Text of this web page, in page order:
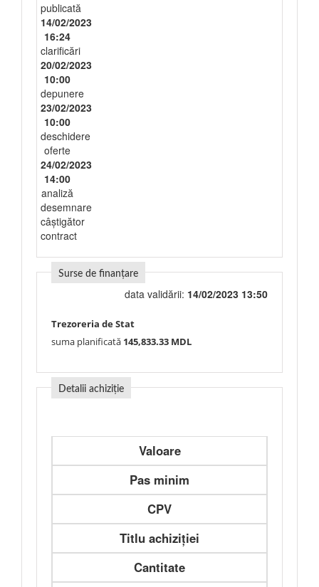
publicată
14/02/2023
16:24
clarificări
20/02/2023
10:00
depunere
23/02/2023
10:00
deschidere
oferte
24/02/2023
14:00
analiză
desemnare
câștigător
contract
Surse de finanțare
data validării: 14/02/2023 13:50
Trezoreria de Stat
suma planificată 145,833.33 MDL
Detalii achiziție
Valoare
Pas minim
CPV
Titlu achiziției
Cantitate